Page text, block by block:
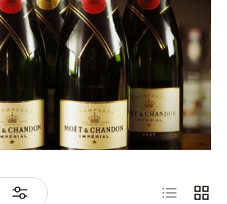
Produktliste